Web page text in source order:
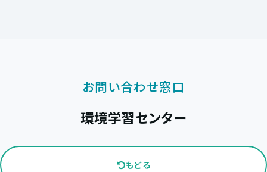
お問い合わせ窓口
環境学習センター
もどる